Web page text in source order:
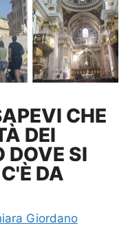
CHE
DEI
DOVE SI
DA
Giordano